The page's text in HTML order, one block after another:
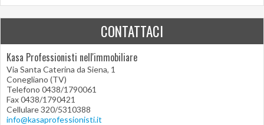
CONTATTACI
Kasa Professionisti nell'immobiliare
Via Santa Caterina da Siena, 1
Conegliano (TV)
Telefono 0438/1790061
Fax 0438/1790421
Cellulare 320/5310388
info@kasaprofessionisti.it